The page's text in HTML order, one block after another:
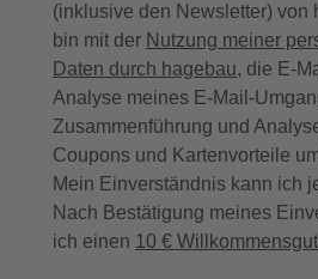
(inklusive den Newsletter) von
bin mit der Nutzung meiner
Daten durch hagebau, die E-
Analyse meines E-Mail-
Zusammenführung und
Coupons und Kartenvorteile
Mein Einverständnis kann ich
Nach Bestätigung meines
ich einen 10 €